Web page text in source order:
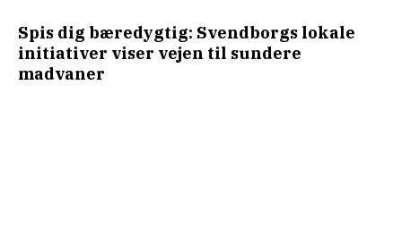
Spis dig bæredygtig: Svendborgs lokale
initiativer viser vejen til sundere
madvaner